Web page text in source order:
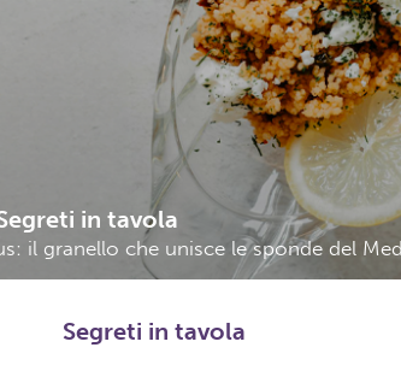
in tavola
il granello che unisce le sponde del
Segreti in tavola